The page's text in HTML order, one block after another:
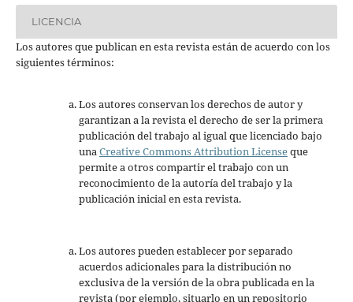
LICENCIA
Los autores que publican en esta revista están de acuerdo con los
siguientes términos:
Los autores conservan los derechos de autor y
garantizan a la revista el derecho de ser la primera
publicación del trabajo al igual que licenciado bajo
unaCreative Commons Attribution Licenseque
permite a otros compartir el trabajo con un
reconocimiento de la autoría del trabajo y la
publicación inicial en esta revista.
Los autores pueden establecer por separado
acuerdos adicionales para la distribución no
exclusiva de la versión de la obra publicada en la
revista (por ejemplo, situarlo en un repositorio